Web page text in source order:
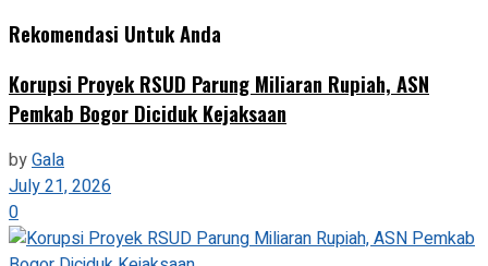
Rekomendasi Untuk Anda
Korupsi Proyek RSUD Parung Miliaran Rupiah, ASN
Pemkab Bogor Diciduk Kejaksaan
byGala
July 21, 2026
0